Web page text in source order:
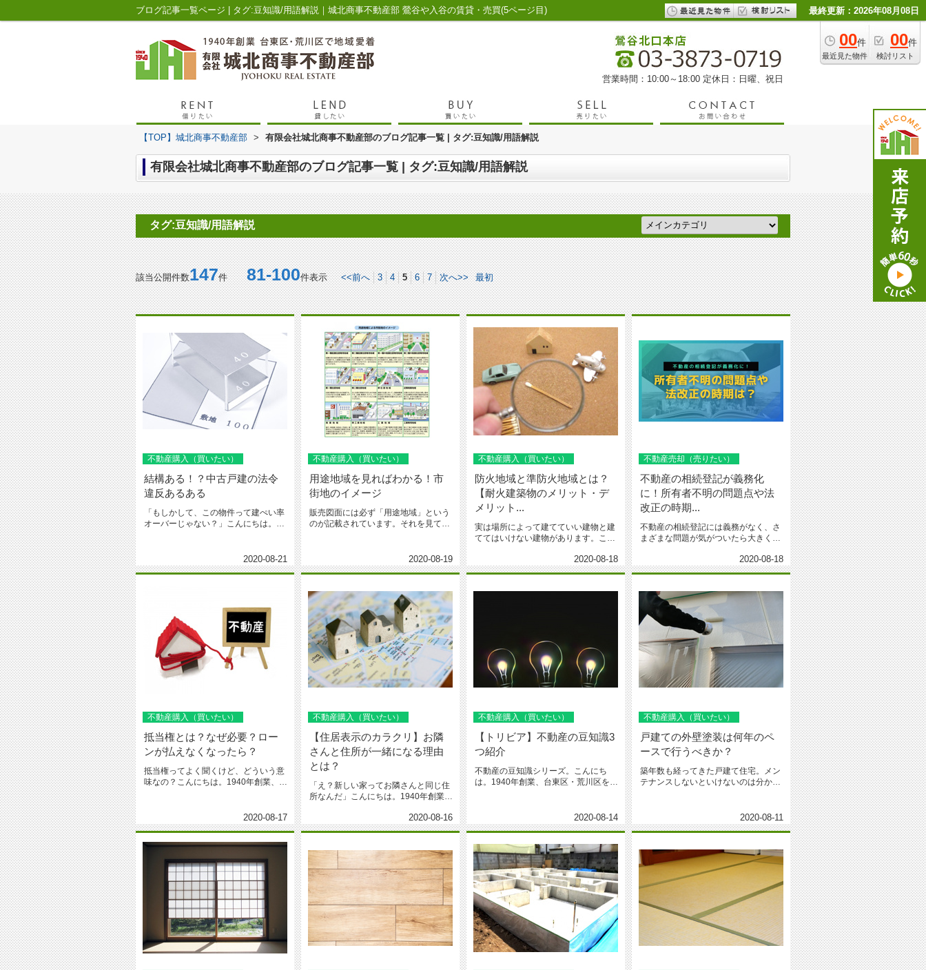
ブログ記事一覧ページ | タグ:豆知識/用語解説｜城北商事不動産部 鶯谷や入谷の賃貸・売買(5ページ目) 最終更新：2026年08月08日
00件
最近見た物件
00件
検討リスト
営業時間：10:00～18:00 定休日：日曜、祝日
【TOP】城北商事不動産部 > 有限会社城北商事不動産部のブログ記事一覧 | タグ:豆知識/用語解説
有限会社城北商事不動産部のブログ記事一覧 | タグ:豆知識/用語解説
タグ:豆知識/用語解説
該当公開件数147件81-100件表示 <<前へ 3 4 5 6 7 次へ>> 最初
不動産購入（買いたい）
結構ある！？中古戸建の法令
違反あるある
「もしかして、この物件って建ぺい率
オーバーじゃない？」こんにちは。
2020-08-21
不動産購入（買いたい）
用途地域を見ればわかる！市
街地のイメージ
販売図面には必ず「用途地域」という
のが記載されています。それを見てど
2020-08-19
不動産購入（買いたい）
防火地域と準防火地域とは？
【耐火建築物のメリット・デ
メリット...
実は場所によって建てていい建物と建
ててはいけない建物があります。こん
2020-08-18
不動産売却（売りたい）
不動産の相続登記が義務化
に！所有者不明の問題点や法
改正の時期...
不動産の相続登記には義務がなく、さ
まざまな問題が気がついたら大きくな
2020-08-18
不動産購入（買いたい）
抵当権とは？なぜ必要？ロー
ンが払えなくなったら？
抵当権ってよく聞くけど、どういう意
味なの？こんにちは。1940年創業、台
2020-08-17
不動産購入（買いたい）
【住居表示のカラクリ】お隣
さんと住所が一緒になる理由
とは？
「え？新しい家ってお隣さんと同じ住
所なんだ」こんにちは。1940年創業、
2020-08-16
不動産購入（買いたい）
【トリビア】不動産の豆知識3
つ紹介
不動産の豆知識シリーズ。こんにち
は。1940年創業、台東区・荒川区を中
2020-08-14
不動産購入（買いたい）
戸建ての外壁塗装は何年のペ
ースで行うべきか？
築年数も経ってきた戸建て住宅。メン
テナンスしないといけないのは分かっ
2020-08-11